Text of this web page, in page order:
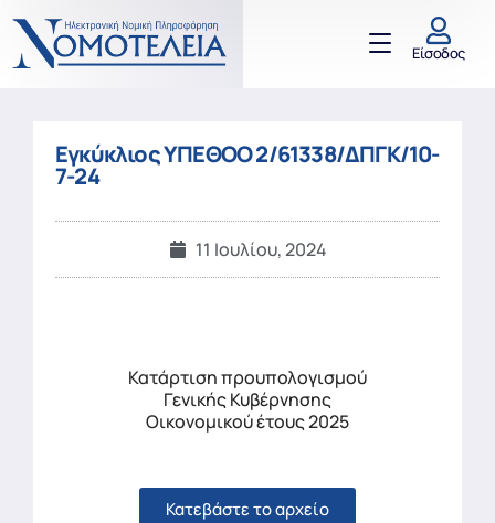
Είσοδος
Εγκύκλιος ΥΠΕΘΟΟ 2/61338/ΔΠΓΚ/10-
7-24
11 Ιουλίου, 2024
Κατάρτιση προυπολογισμού
Γενικής Κυβέρνησης
Οικονομικού έτους 2025
Κατεβάστε το αρχείο